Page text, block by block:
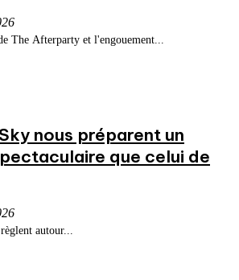
The Afterparty et l'engouement...
nous préparent un
que celui de
autour...